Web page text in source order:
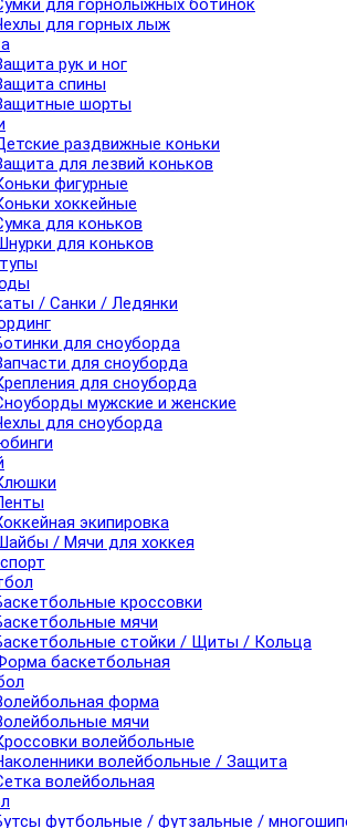
для горнолыжных ботинок
для горных лыж
рук и ног
спины
шорты
раздвижные коньки
для лезвий коньков
фигурные
хоккейные
для коньков
для коньков
/ Санки / Ледянки
для сноуборда
для сноуборда
для сноуборда
мужские и женские
для сноуборда
экипировка
/ Мячи для хоккея
кроссовки
мячи
стойки / Щиты / Кольца
баскетбольная
форма
мячи
волейбольные
волейбольные / Защита
волейбольная
футбольные / футзальные /